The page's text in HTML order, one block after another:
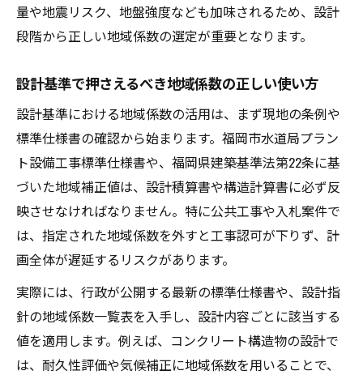
量や地震リスク、地盤強度なども加味されるため、設計
段階から正しい地域係数の選定が重要となります。
設計基準で押さえるべき地域係数の正しい使い方
設計基準における地域係数の活用は、まず現地の条例や
標準仕様書の確認から始まります。福岡市水道局プラン
ト設備工事標準仕様書や、福岡県建築基準法第22条に基
づいた地域補正値は、設計積算書や構造計算書に必ず反
映させなければなりません。特に公共工事や入札案件で
は、指定された地域係数を外すと工事認可が下りず、計
画全体が遅延するリスクがあります。
実際には、行政が公開する最新の標準仕様書や、設計指
針の地域係数一覧表を入手し、設計内容ごとに該当する
値を適用します。例えば、コンクリート構造物の設計で
は、耐久性評価や気候補正に地域係数を用いることで、